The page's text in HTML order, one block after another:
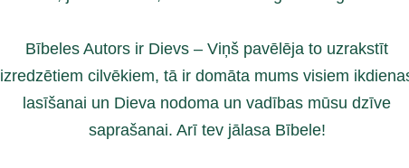
Bībeles Autors ir Dievs – Viņš pavēlēja to uzrakstīt
izredzētiem cilvēkiem, tā ir domāta mums visiem
lasīšanai un Dieva nodoma un vadības mūsu dzīve
saprašanai. Arī tev jālasa Bībele!